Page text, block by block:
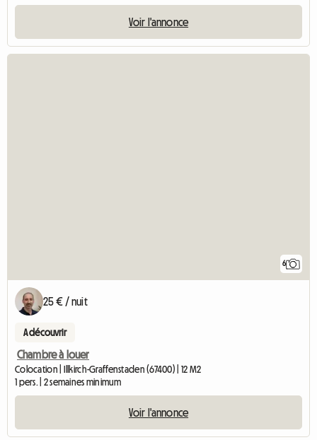
Voir l'annonce
6
25 € / nuit
A découvrir
Chambre à louer
Colocation | Illkirch-Graffenstaden (67400) | 12 M2
1 pers. | 2 semaines minimum
Voir l'annonce